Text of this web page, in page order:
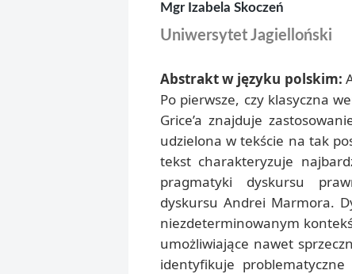
Mgr Izabela Skoczeń
Uniwersytet Jagielloński
Abstrakt w języku polskim:
Po pierwsze, czy klasyczna
Grice’a znajduje
udzielona w tekście na tak
tekst charakteryzuje
pragmatyki dyskursu
dyskursu Andrei Marmora.
niezdeterminowanym
umożliwiające nawet
identyfikuje